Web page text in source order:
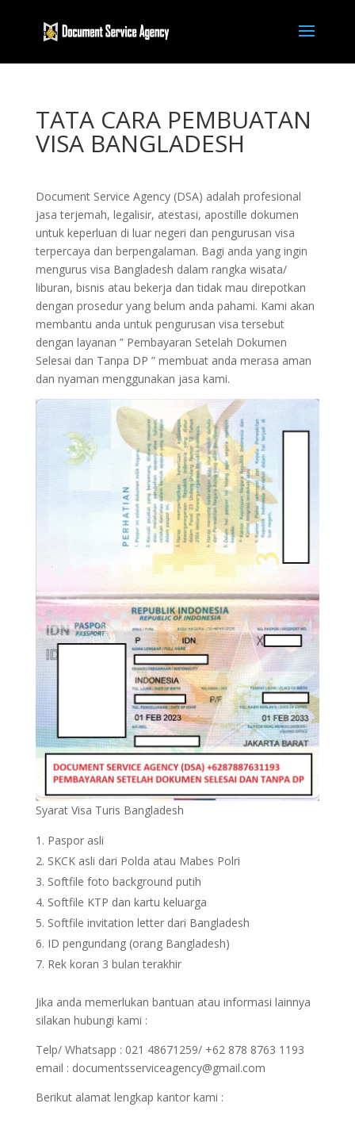
TATA CARA PEMBUATAN
VISA BANGLADESH
Document Service Agency (DSA) adalah profesional
jasa terjemah, legalisir, atestasi, apostille dokumen
untuk keperluan di luar negeri dan pengurusan visa
terpercaya dan berpengalaman. Bagi anda yang ingin
mengurus visa Bangladesh dalam rangka wisata/
liburan, bisnis atau bekerja dan tidak mau direpotkan
dengan prosedur yang belum anda pahami. Kami akan
membantu anda untuk pengurusan visa tersebut
dengan layanan ” Pembayaran Setelah Dokumen
Selesai dan Tanpa DP ” membuat anda merasa aman
dan nyaman menggunakan jasa kami.
Syarat Visa Turis Bangladesh
Paspor asli
SKCK asli dari Polda atau Mabes Polri
Softfile foto background putih
Softfile KTP dan kartu keluarga
Softfile invitation letter dari Bangladesh
ID pengundang (orang Bangladesh)
Rek koran 3 bulan terakhir
Jika anda memerlukan bantuan atau informasi lainnya
silakan hubungi kami :
Telp/ Whatsapp : 021 48671259/ +62 878 8763 1193
email : documentsserviceagency@gmail.com
Berikut alamat lengkap kantor kami :